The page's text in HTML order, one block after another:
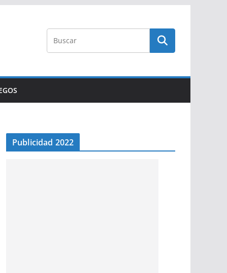
Publicidad 2022